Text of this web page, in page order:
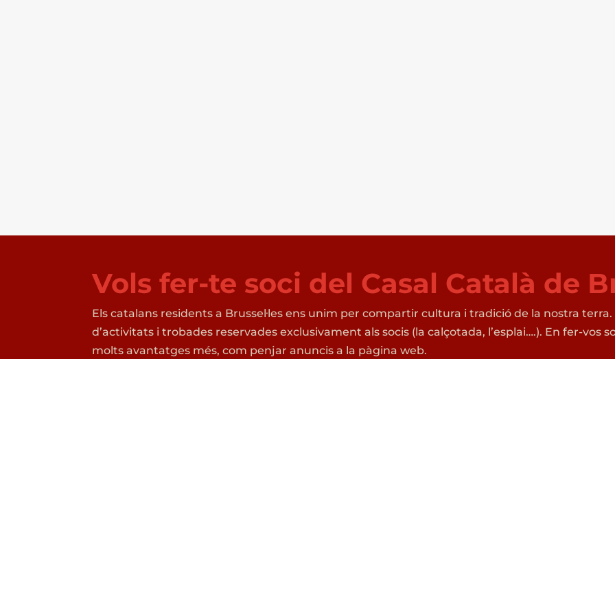
Vols fer-te soci del Casal Català de
Els catalans residents a Brussel·les ens unim per compartir cultura i tradició de la nostra
d’activitats i trobades reservades exclusivament als socis (la calçotada, l’esplai….). En fer-vos
molts avantatges més, com penjar anuncis a la pàgina web.